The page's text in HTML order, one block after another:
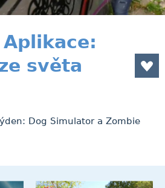
světa
Dog Simulator a Zombie